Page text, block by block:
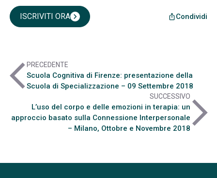
ISCRIVITI ORAchevron_right ios_shareCondividi
arrow_back_iosPRECEDENTE
Scuola Cognitiva di Firenze: presentazione della
Scuola di Specializzazione – 09 Settembre 2018
SUCCESSIVO
L’uso del corpo e delle emozioni in terapia: un
approccio basato sulla Connessione Interpersonale
– Milano, Ottobre e Novembre 2018arrow_forward_ios